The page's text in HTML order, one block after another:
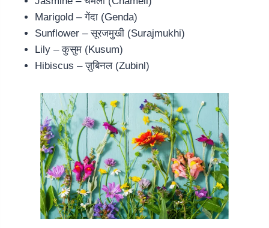
Marigold – गेंदा (Genda)
Sunflower – सूरजमुखी (Surajmukhi)
Lily – कुसुम (Kusum)
Hibiscus – ज़ुबिनल (Zubinl)